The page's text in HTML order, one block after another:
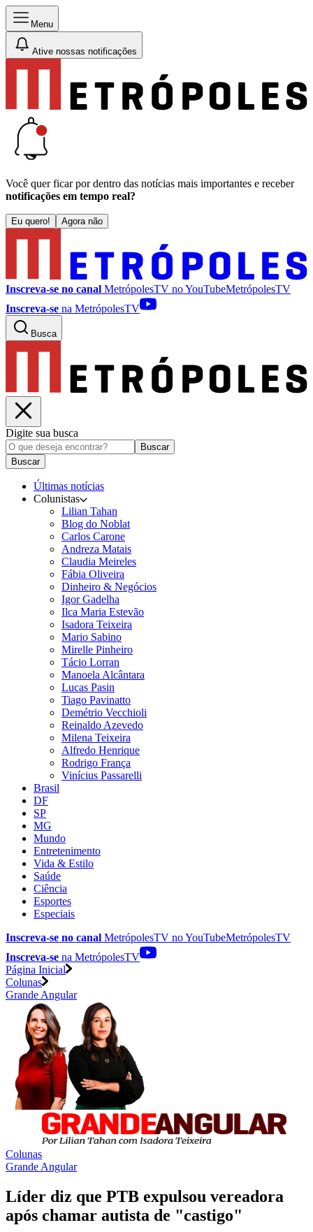
Menu
Ative nossas notificações
Você quer ficar por dentro das notícias mais importantes e receber
notificações em tempo real?
Eu quero! Agora não
Inscreva-se no canal MetrópolesTV noYouTubeMetrópolesTV
Inscreva-se na MetrópolesTV
Busca
Digite sua busca
Buscar
Buscar
Últimas notícias
Colunistas
Lilian Tahan
Blog do Noblat
Carlos Carone
Andreza Matais
Claudia Meireles
Fábia Oliveira
Dinheiro & Negócios
Igor Gadelha
Ilca Maria Estevão
Isadora Teixeira
Mario Sabino
Mirelle Pinheiro
Tácio Lorran
Manoela Alcântara
Lucas Pasin
Tiago Pavinatto
Demétrio Vecchioli
Reinaldo Azevedo
Milena Teixeira
Alfredo Henrique
Rodrigo França
Vinícius Passarelli
Brasil
DF
SP
MG
Mundo
Entretenimento
Vida & Estilo
Saúde
Ciência
Esportes
Especiais
Inscreva-se no canal MetrópolesTV noYouTubeMetrópolesTV
Inscreva-se na MetrópolesTV
Página Inicial
Colunas
Grande Angular
Colunas
Grande Angular
Líder diz que PTB expulsou vereadora
após chamar autista de "castigo"